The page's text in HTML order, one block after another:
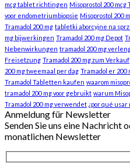
mcg tablet richtingen Misoprostol 200
voor endometriumbiopsie Misoprostol 200
Tramadol 200 mg tabletki aborcyjne na
mg bijwerkingen Tramadol 200 mg Depot
Nebenwirkungen tramadol 200 mg
Freisetzung Tramadol 200 mg zum Verkauf
200 mg tweemaal per dag Tramadol er 200
Tramadol Tabletten kaufen waarom
tramadol 200 mg voor gebruikt warum
Tramadol 200 mg verwendet ¿por qué usar
Anmeldung für Newsletter
Senden Sie uns eine Nachricht
monatlichen Newsletter